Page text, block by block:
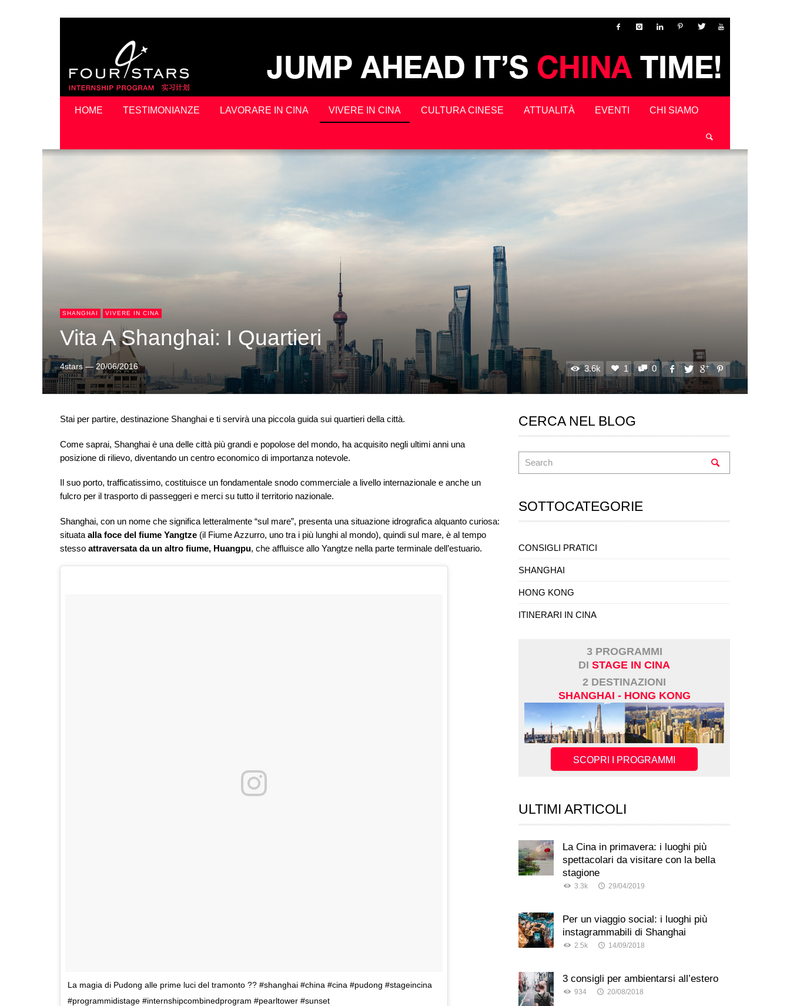
HOME TESTIMONIANZE LAVORARE IN CINA VIVERE IN CINA CULTURA CINESE ATTUALITÀ EVENTI CHI SIAMO
SHANGHAI VIVERE IN CINA
Vita A Shanghai: I Quartieri
4stars — 20/06/2016 3.6k 1 0
Stai per partire, destinazione Shanghai e ti servirà una piccola guida sui quartieri della città.
Come saprai, Shanghai è una delle città più grandi e popolose del mondo, ha acquisito negli ultimi anni una
posizione di rilievo, diventando un centro economico di importanza notevole.
Il suo porto, trafficatissimo, costituisce un fondamentale snodo commerciale a livello internazionale e anche un
fulcro per il trasporto di passeggeri e merci su tutto il territorio nazionale.
Shanghai, con un nome che significa letteralmente “sul mare”, presenta una situazione idrografica alquanto curiosa:
situata alla foce del fiume Yangtze (il Fiume Azzurro, uno tra i più lunghi al mondo), quindi sul mare, è al tempo
stesso attraversata da un altro fiume, Huangpu, che affluisce allo Yangtze nella parte terminale dell’estuario.
La magia di Pudong alle prime luci del tramonto ?? #shanghai #china #cina #pudong #stageincina
#programmidistage #internshipcombinedprogram #pearltower #sunset
CERCA NEL BLOG
SOTTOCATEGORIE
CONSIGLI PRATICI
SHANGHAI
HONG KONG
ITINERARI IN CINA
3 PROGRAMMI
DI STAGE IN CINA
2 DESTINAZIONI
SHANGHAI - HONG KONG
SCOPRI I PROGRAMMI
ULTIMI ARTICOLI
La Cina in primavera: i luoghi più
spettacolari da visitare con la bella
stagione
3.3k 29/04/2019
Per un viaggio social: i luoghi più
instagrammabili di Shanghai
2.5k 14/09/2018
3 consigli per ambientarsi all’estero
934 20/08/2018